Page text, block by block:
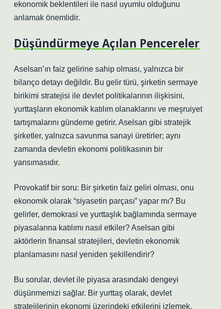
ekonomik beklentileri ile nasıl uyumlu olduğunu
anlamak önemlidir.
Düşündürmeye Açılan Pencereler
Aselsan’ın faiz gelirine sahip olması, yalnızca bir
bilanço detayı değildir. Bu gelir türü, şirketin sermaye
birikimi stratejisi ile devlet politikalarının ilişkisini,
yurttaşların ekonomik katılım olanaklarını ve meşruiyet
tartışmalarını gündeme getirir. Aselsan gibi stratejik
şirketler, yalnızca savunma sanayi üretirler; aynı
zamanda devletin ekonomi politikasının bir
yansımasıdır.
Provokatif bir soru: Bir şirketin faiz geliri olması, onu
ekonomik olarak “siyasetin parçası” yapar mı? Bu
gelirler, demokrasi ve yurttaşlık bağlamında sermaye
piyasalarına katılımı nasıl etkiler? Aselsan gibi
aktörlerin finansal stratejileri, devletin ekonomik
planlamasını nasıl yeniden şekillendirir?
Bu sorular, devlet ile piyasa arasındaki dengeyi
düşünmemizi sağlar. Bir yurttaş olarak, devlet
stratejilerinin ekonomi üzerindeki etkilerini izlemek,